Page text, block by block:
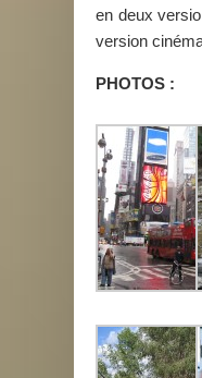
en deux
version
PHOTOS :